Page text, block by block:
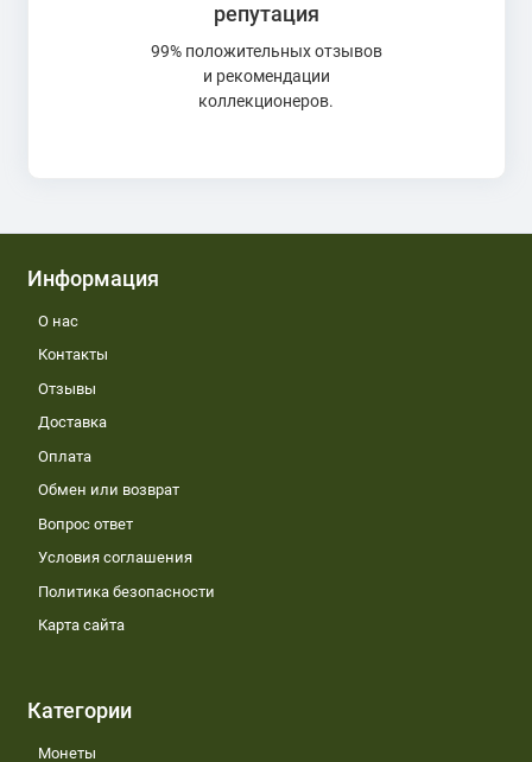
репутация
99% положительных отзывов
и рекомендации
коллекционеров.
Информация
О нас
Контакты
Отзывы
Доставка
Оплата
Обмен или возврат
Вопрос ответ
Условия соглашения
Политика безопасности
Карта сайта
Категории
Монеты